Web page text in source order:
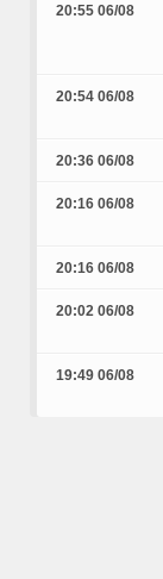
20:55 06/08
20:54 06/08
20:36 06/08
20:16 06/08
20:16 06/08
20:02 06/08
19:49 06/08